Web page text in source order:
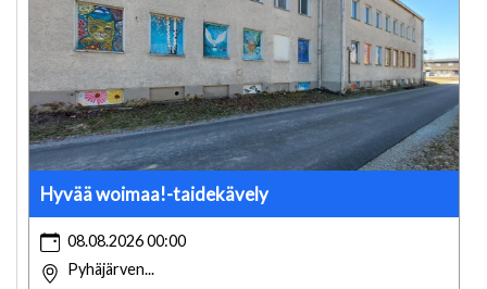
Hyvää woimaa!-taidekävely
08.08.2026 00:00
Pyhäjärven...